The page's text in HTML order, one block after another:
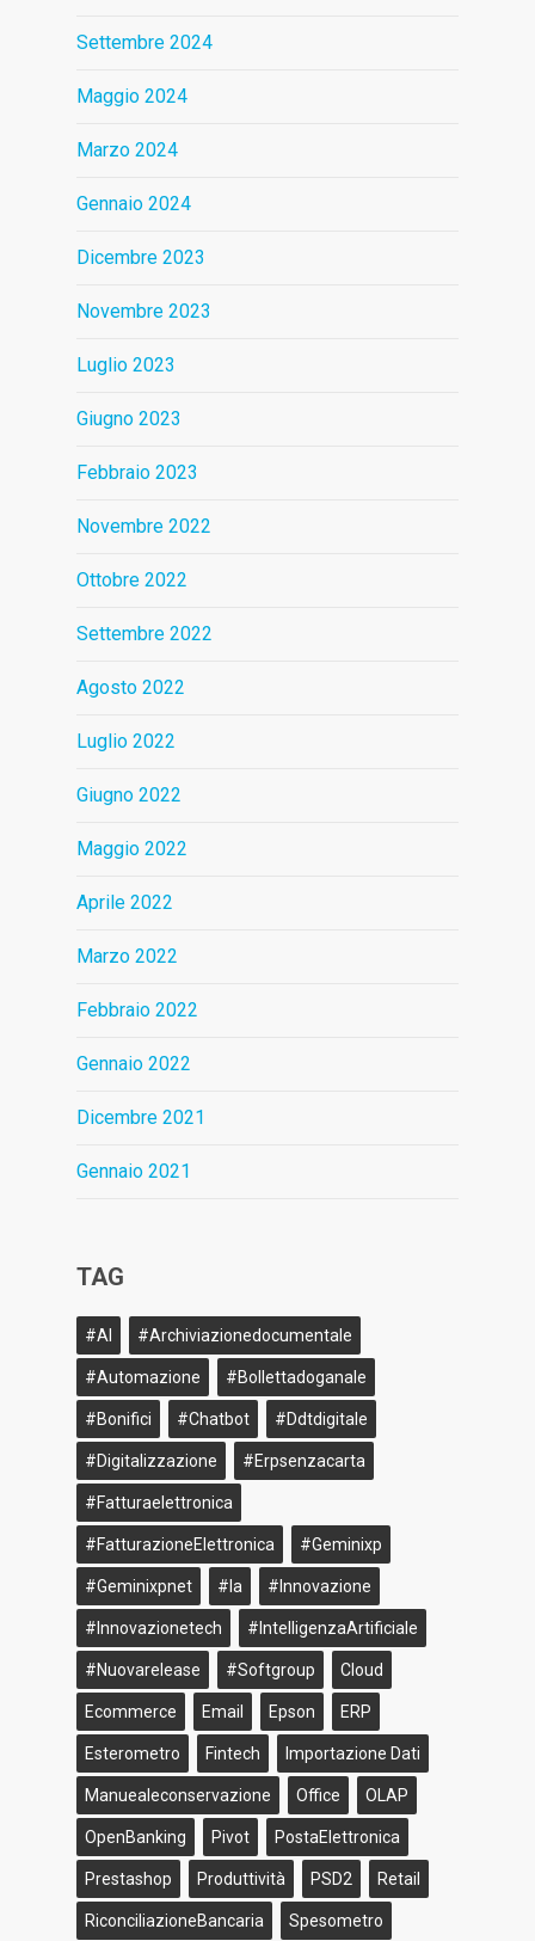
Settembre 2024
Maggio 2024
Marzo 2024
Gennaio 2024
Dicembre 2023
Novembre 2023
Luglio 2023
Giugno 2023
Febbraio 2023
Novembre 2022
Ottobre 2022
Settembre 2022
Agosto 2022
Luglio 2022
Giugno 2022
Maggio 2022
Aprile 2022
Marzo 2022
Febbraio 2022
Gennaio 2022
Dicembre 2021
Gennaio 2021
TAG
#AI #archiviazionedocumentale
#Automazione #bollettadoganale
#bonifici #Chatbot #ddtdigitale
#Digitalizzazione #erpsenzacarta
#fatturaelettronica
#FatturazioneElettronica #geminixp
#geminixpnet #ia #innovazione
#innovazionetech #IntelligenzaArtificiale
#nuovarelease #softgroup Cloud
Ecommerce Email Epson ERP
Esterometro Fintech Importazione Dati
Manuealeconservazione Office OLAP
OpenBanking Pivot PostaElettronica
Prestashop Produttività PSD2 Retail
RiconciliazioneBancaria Spesometro